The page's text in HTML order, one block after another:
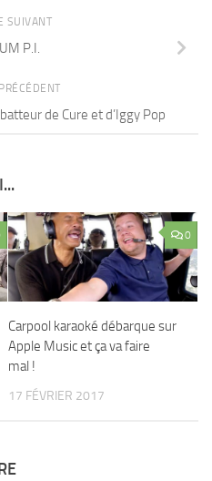
SUIVANT
P.I.
de Cure et d’Iggy Pop
0
Carpool karaoké débarque sur
Apple Music et ça va faire
mal !
17 FÉVRIER 2017